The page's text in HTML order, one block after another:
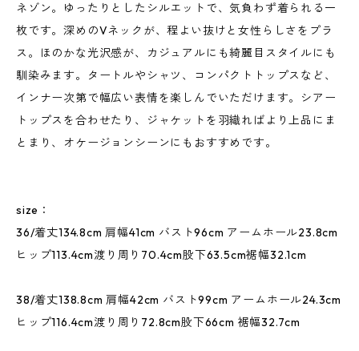
ネゾン。ゆったりとしたシルエットで、気負わず着られる一
枚です。深めのVネックが、程よい抜けと女性らしさをプラ
ス。ほのかな光沢感が、カジュアルにも綺麗目スタイルにも
馴染みます。タートルやシャツ、コンパクトトップスなど、
インナー次第で幅広い表情を楽しんでいただけます。シアー
トップスを合わせたり、ジャケットを羽織ればより上品にま
とまり、オケージョンシーンにもおすすめです。
size：
36/着丈134.8cm 肩幅41cm バスト96cm アームホール23.8cm
ヒップ113.4cm渡り周り70.4cm股下63.5cm裾幅32.1cm
38/着丈138.8cm 肩幅42cm バスト99cm アームホール24.3cm
ヒップ116.4cm渡り周り72.8cm股下66cm 裾幅32.7cm